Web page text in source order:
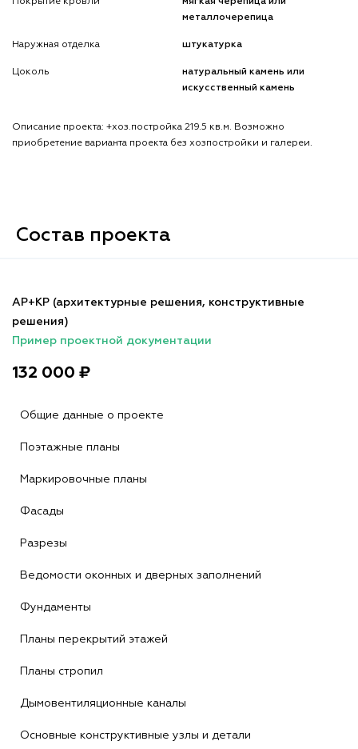
металлочерепица
Наружная отделка штукатурка
Цоколь
натуральный камень или
искусственный камень
Описание проекта: +хоз.постройка 219.5 кв.м. Возможно
приобретение варианта проекта без хозпостройки и галереи.
Состав проекта
АР+КР (архитектурные решения, конструктивные
решения)
Пример проектной документации
132 000 ₽
Общие данные о проекте
Поэтажные планы
Маркировочные планы
Фасады
Разрезы
Ведомости оконных и дверных заполнений
Фундаменты
Планы перекрытий этажей
Планы стропил
Дымовентиляционные каналы
Основные конструктивные узлы и детали